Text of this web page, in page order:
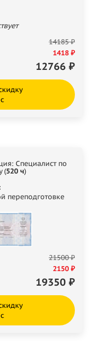
14185 ₽
1418 ₽
12766 ₽
Специалист по
(520 ч)
переподготовке
21500 ₽
2150 ₽
19350 ₽